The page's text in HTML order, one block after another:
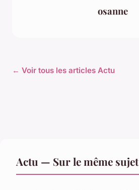
osanne
← Voir tous les articles Actu
Actu — Sur le même sujet